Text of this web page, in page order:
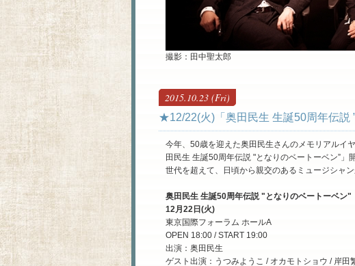
撮影：田中聖太郎
2015.10.23 (Fri)
★12/22(火)「奥田民生 生誕50周年伝説
今年、50歳を迎えた奥田民生さんのメモリアルイ
田民生 生誕50周年伝説 "となりのベートーベン”」
世代を超えて、日頃から親交のあるミュージシャ
奥田民生 生誕50周年伝説 "となりのベートーベン"
12月22日(火)
東京国際フォーラム ホールA
OPEN 18:00 / START 19:00
出演：奥田民生
ゲスト出演：うつみようこ / オカモトショウ / 岸